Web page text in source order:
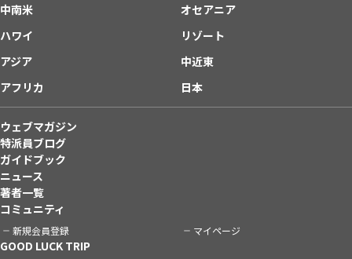
中南米
オセアニア
ハワイ
リゾート
アジア
中近東
アフリカ
日本
ウェブマガジン
特派員ブログ
ガイドブック
ニュース
著者一覧
コミュニティ
新規会員登録 マイページ
GOOD LUCK TRIP